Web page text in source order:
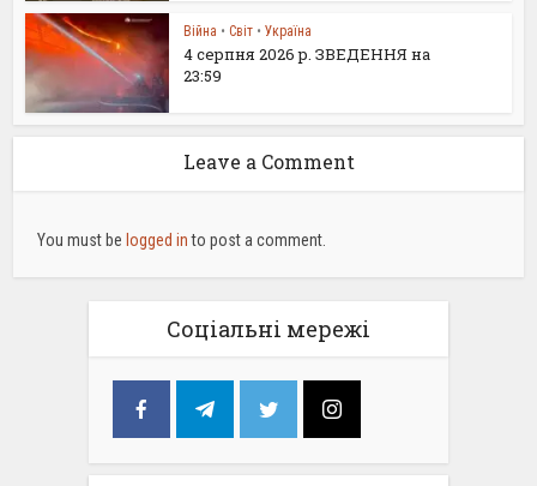
Війна • Світ • Україна
4 серпня 2026 р. ЗВЕДЕННЯ на
23:59
Leave a Comment
You must be logged into post a comment.
Соціальні мережі